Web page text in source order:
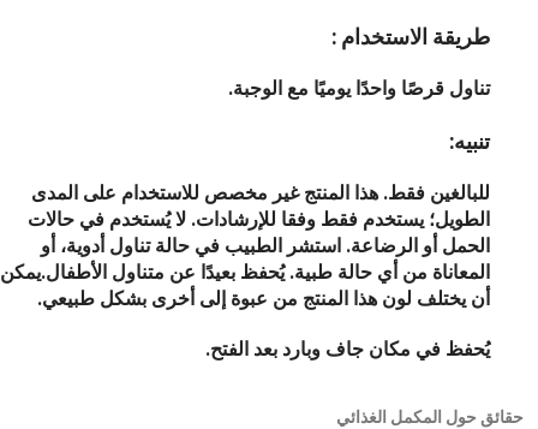
طريقة الاستخدام :
تناول قرصًا واحدًا يوميًا مع الوجبة.
تنبيه:
للبالغين فقط. هذا المنتج غير مخصص للاستخدام على المدى
الطويل؛ يستخدم فقط وفقا للإرشادات. لا يُستخدم في حالات
الحمل أو الرضاعة. استشر الطبيب في حالة تناول أدوية، أو
المعاناة من أي حالة طبية. يُحفظ بعيدًا عن متناول الأطفال.يمكن
أن يختلف لون هذا المنتج من عبوة إلى أخرى بشكل طبيعي.
يُحفظ في مكان جاف وبارد بعد الفتح.
حقائق حول المكمل الغذائي